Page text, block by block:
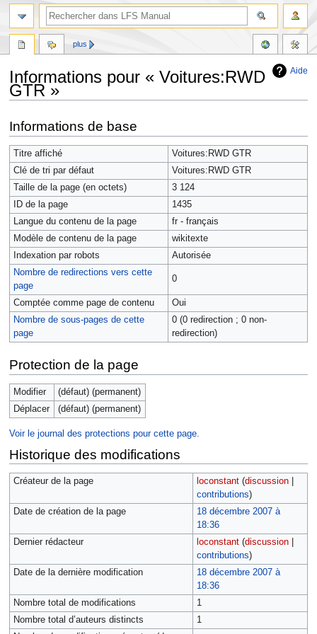
Aide
Informations pour « Voitures:RWD
GTR »
à
la
navigation
à
la
recherche
Informations de base
Titre affiché
Voitures:RWD GTR
Clé de tri par défaut
Voitures:RWD GTR
Taille de la page (en octets)
3 124
ID de la page
1435
Langue du contenu de la page
fr - français
Modèle de contenu de la page
wikitexte
Indexation par robots
Autorisée
Nombre de redirections vers cette
page
0
Comptée comme page de contenu
Oui
Nombre de sous-pages de cette
page
0 (0 redirection ; 0 non-
redirection)
Protection de la page
Modifier
(défaut) (permanent)
Déplacer
(défaut) (permanent)
Voir le journal des protections pour cette page.
Historique des modifications
Créateur de la page loconstant (discussion|
contributions)
Date de création de la page
18 décembre 2007 à
18:36
Dernier rédacteur
loconstant (discussion|
contributions)
Date de la dernière modification
18 décembre 2007 à
18:36
Nombre total de modifications
1
Nombre total d’auteurs distincts
1
plus